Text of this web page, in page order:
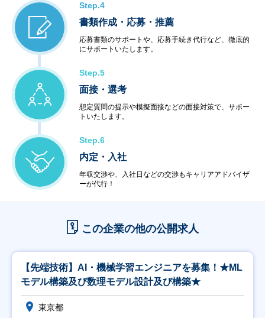
Step.4
書類作成・応募・推薦
応募書類のサポートや、応募手続き代行など、徹底的
にサポートいたします。
Step.5
面接・選考
想定質問の提示や模擬面接などの面接対策で、サポー
トいたします。
Step.6
内定・入社
年収交渉や、入社日などの交渉もキャリアアドバイザ
ーが代行！
この企業の他の公開求人
【先端技術】AI・機械学習エンジニアを募集！★ML
モデル構築及び数理モデル設計及び構築★
東京都